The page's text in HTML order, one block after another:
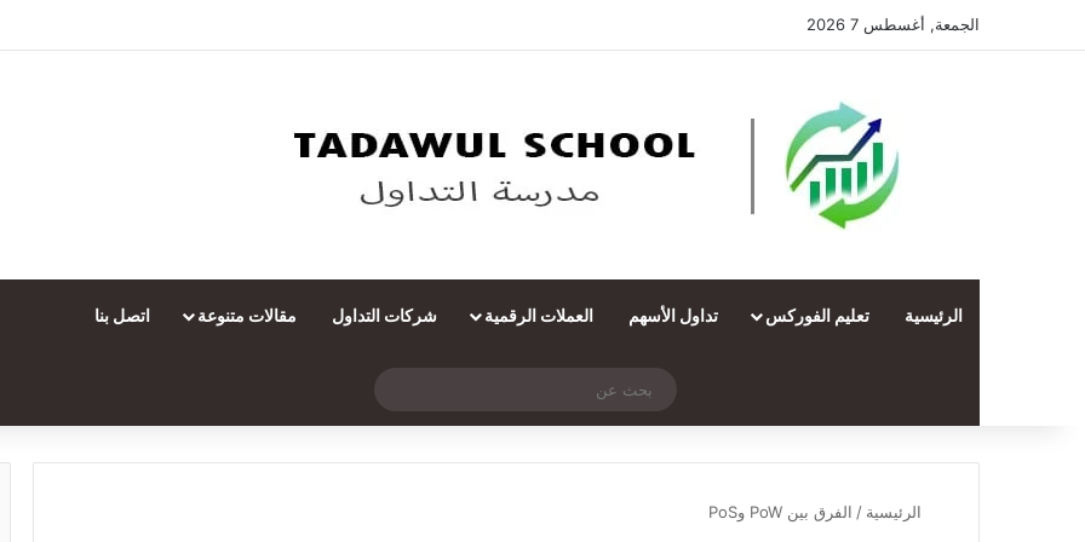
الجمعة, أغسطس 7 2026
الرئيسية تعليم الفوركس تداول الأسهم العملات الرقمية شركات التداول مقالات متنوعة اتصل بنا
تسجيل الدخول
مقال عشوائي
عن
الرئيسية / الفرق بين PoW وPoS